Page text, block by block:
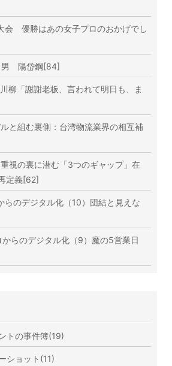
優勝はあの女子プロのおかげでし
陽岱鋼[84]
柳「謝謝老板、言われて明日も、ま
と組む裏側：台湾物流業界の相互補
視の裏に潜む「3つのギャップ」在
定義[62]
のデジタル化（10）団結と見えな
らのデジタル化（9）魔の5営業日
トの事件簿(19)
ショット(11)